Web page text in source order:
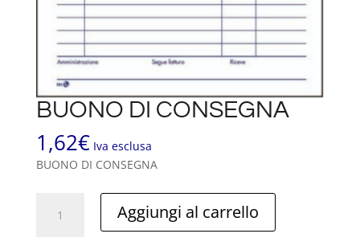
BUONO DI CONSEGNA
1,62€ Iva esclusa
BUONO DI CONSEGNA
Aggiungi al carrello